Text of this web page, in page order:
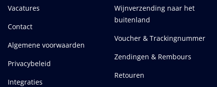
Vacatures
Contact
Algemene voorwaarden
Privacybeleid
Integraties
Wijnverzending naar het
buitenland
Voucher & Trackingnummer
Zendingen & Rembours
Retouren